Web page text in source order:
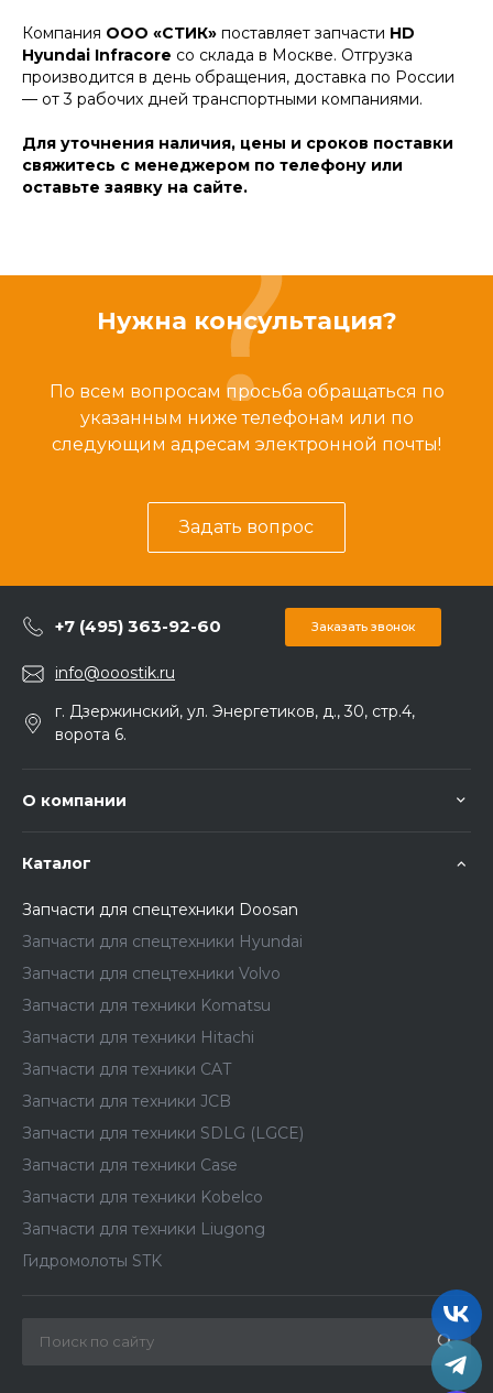
Компания ООО «СТИК» поставляет запчасти HD
Hyundai Infracore со склада в Москве. Отгрузка
производится в день обращения, доставка по России
— от 3 рабочих дней транспортными компаниями.
Для уточнения наличия, цены и сроков поставки
свяжитесь с менеджером по телефону или
оставьте заявку на сайте.
Нужна консультация?
По всем вопросам просьба обращаться по
указанным ниже телефонам или по
следующим адресам электронной почты!
Задать вопрос
+7 (495) 363-92-60 Заказать звонок
info@ooostik.ru
г. Дзержинский, ул. Энергетиков, д., 30, стр.4,
ворота 6.
О компании
Каталог
Запчасти для спецтехники Doosan
Запчасти для спецтехники Hyundai
Запчасти для спецтехники Volvo
Запчасти для техники Komatsu
Запчасти для техники Hitachi
Запчасти для техники CAT
Запчасти для техники JCB
Запчасти для техники SDLG (LGCE)
Запчасти для техники Case
Запчасти для техники Kobelco
Запчасти для техники Liugong
Гидромолоты STK